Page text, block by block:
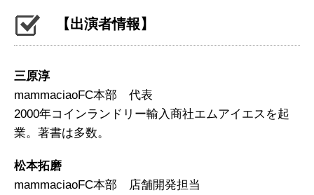
【出演者情報】
三原淳
mammaciaoFC本部 代表
2000年コインランドリー輸入商社エムアイエスを起
業。著書は多数。
松本拓磨
mammaciaoFC本部 店舗開発担当